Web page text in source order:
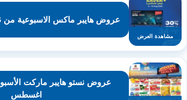
مشاهدة العرض
عروض هايبر ماكس الاسبوعية من 6 حتى 12 اغسطس
اغسطس